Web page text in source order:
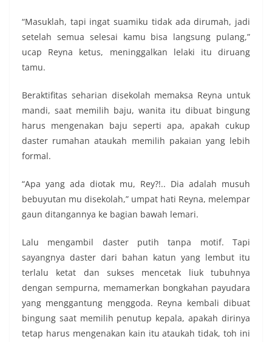
“Masuklah, tapi ingat suamiku tidak ada dirumah, jadi
setelah semua selesai kamu bisa langsung pulang,”
ucap Reyna ketus, meninggalkan lelaki itu diruang
tamu.
Beraktifitas seharian disekolah memaksa Reyna untuk
mandi, saat memilih baju, wanita itu dibuat bingung
harus mengenakan baju seperti apa, apakah cukup
daster rumahan ataukah memilih pakaian yang lebih
formal.
“Apa yang ada diotak mu, Rey?!.. Dia adalah musuh
bebuyutan mu disekolah,” umpat hati Reyna, melempar
gaun ditangannya ke bagian bawah lemari.
Lalu mengambil daster putih tanpa motif. Tapi
sayangnya daster dari bahan katun yang lembut itu
terlalu ketat dan sukses mencetak liuk tubuhnya
dengan sempurna, memamerkan bongkahan payudara
yang menggantung menggoda. Reyna kembali dibuat
bingung saat memilih penutup kepala, apakah dirinya
tetap harus mengenakan kain itu ataukah tidak, toh ini